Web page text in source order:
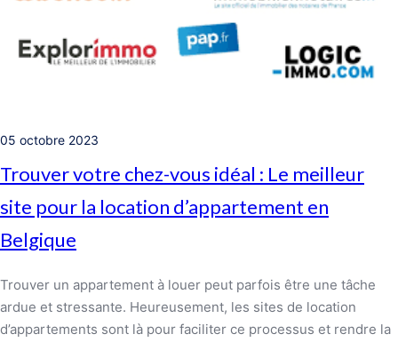
05 octobre 2023
Trouver votre chez-vous idéal : Le meilleur
site pour la location d’appartement en
Belgique
Trouver un appartement à louer peut parfois être une tâche
ardue et stressante. Heureusement, les sites de location
d’appartements sont là pour faciliter ce processus et rendre la